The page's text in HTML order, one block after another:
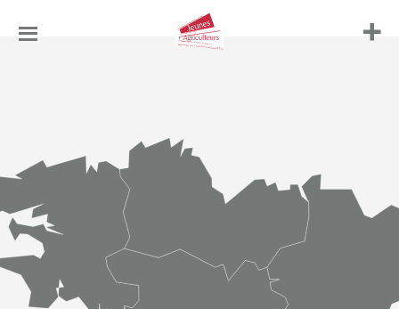
Agriculteurs